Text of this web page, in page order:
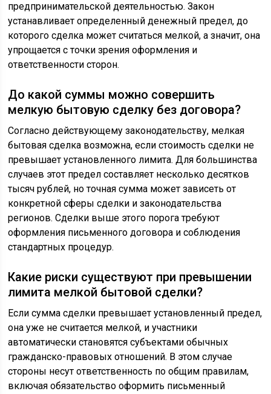
предпринимательской деятельностью. Закон
устанавливает определенный денежный предел, до
которого сделка может считаться мелкой, а значит, она
упрощается с точки зрения оформления и
ответственности сторон.
До какой суммы можно совершить
мелкую бытовую сделку без договора?
Согласно действующему законодательству, мелкая
бытовая сделка возможна, если стоимость сделки не
превышает установленного лимита. Для большинства
случаев этот предел составляет несколько десятков
тысяч рублей, но точная сумма может зависеть от
конкретной сферы сделки и законодательства
регионов. Сделки выше этого порога требуют
оформления письменного договора и соблюдения
стандартных процедур.
Какие риски существуют при превышении
лимита мелкой бытовой сделки?
Если сумма сделки превышает установленный предел,
она уже не считается мелкой, и участники
автоматически становятся субъектами обычных
гражданско-правовых отношений. В этом случае
стороны несут ответственность по общим правилам,
включая обязательство оформить письменный